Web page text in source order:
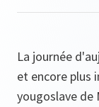
La journée
et encore plus
yougoslave de